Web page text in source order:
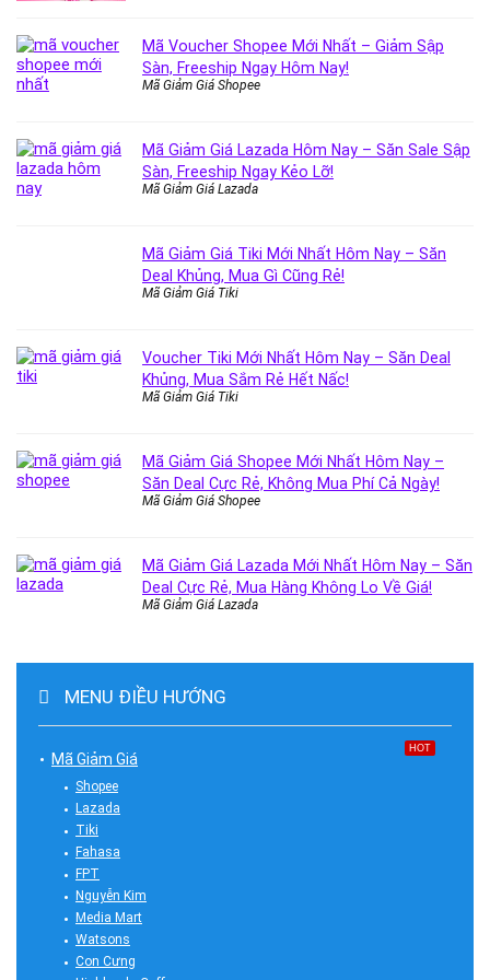
Mã Voucher Shopee Mới Nhất – Giảm Sập
Sàn, Freeship Ngay Hôm Nay!
Mã Giảm Giá Shopee
Mã Giảm Giá Lazada Hôm Nay – Săn Sale Sập
Sàn, Freeship Ngay Kẻo Lỡ!
Mã Giảm Giá Lazada
Mã Giảm Giá Tiki Mới Nhất Hôm Nay – Săn
Deal Khủng, Mua Gì Cũng Rẻ!
Mã Giảm Giá Tiki
Voucher Tiki Mới Nhất Hôm Nay – Săn Deal
Khủng, Mua Sắm Rẻ Hết Nấc!
Mã Giảm Giá Tiki
Mã Giảm Giá Shopee Mới Nhất Hôm Nay –
Săn Deal Cực Rẻ, Không Mua Phí Cả Ngày!
Mã Giảm Giá Shopee
Mã Giảm Giá Lazada Mới Nhất Hôm Nay – Săn
Deal Cực Rẻ, Mua Hàng Không Lo Về Giá!
Mã Giảm Giá Lazada
MENU ĐIỀU HƯỚNG
Mã Giảm Giá
HOT
Shopee
Lazada
Tiki
Fahasa
FPT
Nguyễn Kim
Media Mart
Watsons
Con Cưng